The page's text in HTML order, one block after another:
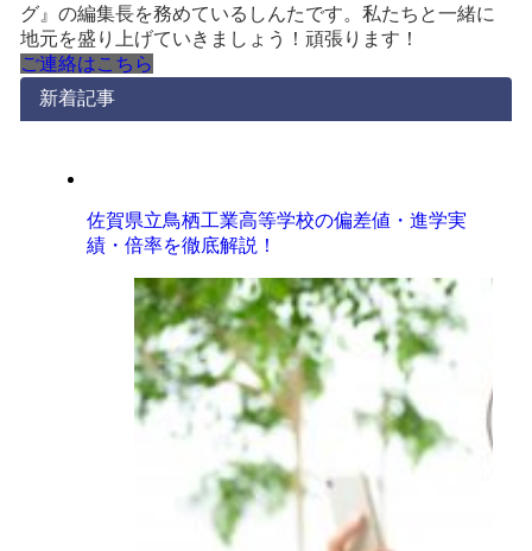
グ』の編集長を務めているしんたです。私たちと一緒に
地元を盛り上げていきましょう！頑張ります！
ご連絡はこちら
新着記事
佐賀県立鳥栖工業高等学校の偏差値・進学実
績・倍率を徹底解説！